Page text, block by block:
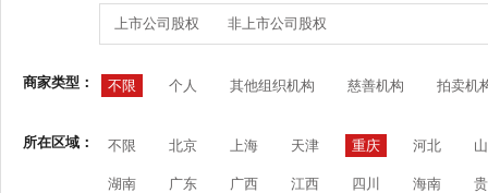
上市公司股权 非上市公司股权
商家类型： 不限 个人 其他组织机构 慈善机构 拍卖机
所在区域： 不限 北京 上海 天津 重庆 河北
湖南 广东 广西 江西 四川 海南